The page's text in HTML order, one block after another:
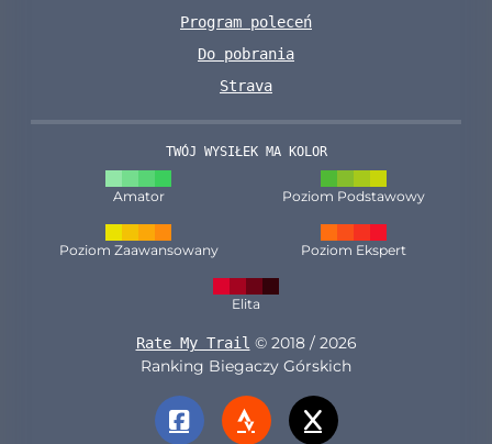
Program poleceń
Do pobrania
Strava
TWÓJ WYSIŁEK MA KOLOR
Amator Poziom Podstawowy
Poziom Zaawansowany Poziom Ekspert
Elita
Rate My Trail © 2018 / 2026
Ranking Biegaczy Górskich